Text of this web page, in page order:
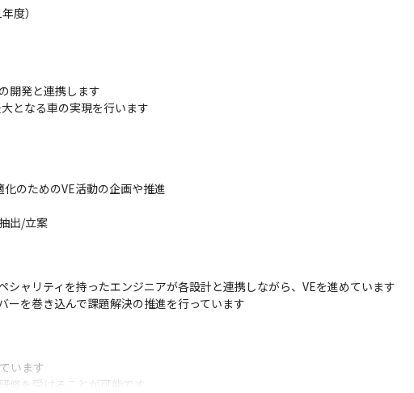
度）
開発と連携します
となる車の実現を行います
のためのVE活動の企画や推進
出/立案
ャリティを持ったエンジニアが各設計と連携しながら、VEを進めています
ーを巻き込んで課題解決の推進を行っています
います
修を受けることが可能です